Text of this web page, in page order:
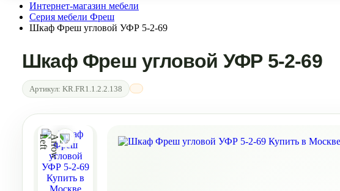
Интернет-магазин мебели
Серия мебели Фреш
Шкаф Фреш угловой УФР 5-2-69
Шкаф Фреш угловой УФР 5-2-69
Артикул: KR.FR1.1.2.2.138